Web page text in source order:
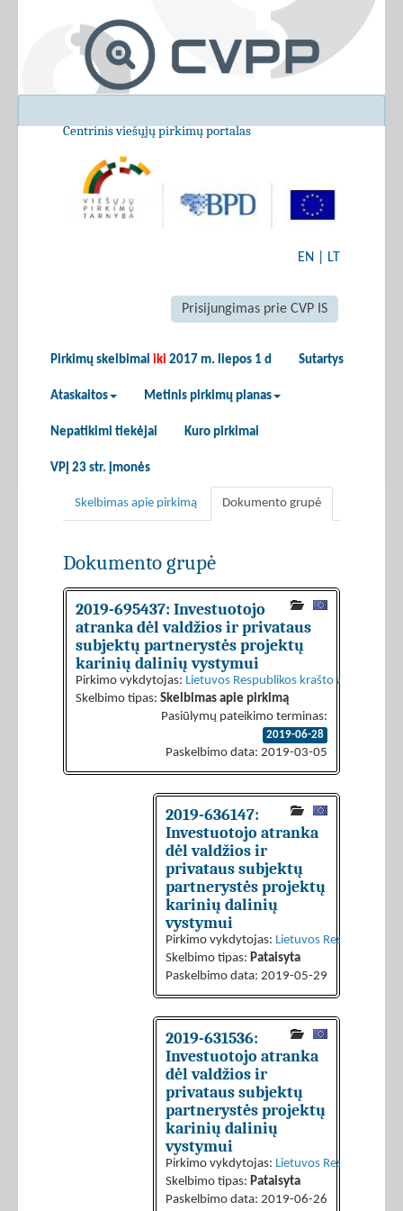
Centrinis viešųjų pirkimų portalas
EN LT
Prisijungimas prie CVP IS
Pirkimų skelbimai iki 2017 m. liepos 1 d Sutartys
Ataskaitos Metinis pirkimų planas
Nepatikimi tiekėjai Kuro pirkimai
VPĮ 23 str. įmonės
Skelbimas apie pirkimą Dokumento grupė
Dokumento grupė
2019-695437: Investuotojo
atranka dėl valdžios ir privataus
subjektų partnerystės projektų
karinių dalinių vystymui
Pirkimo vykdytojas: Lietuvos Respublikos krašto apsaugos
Skelbimo tipas: Skelbimas apie pirkimą
Pasiūlymų pateikimo terminas:
2019-06-28
Paskelbimo data: 2019-03-05
2019-636147:
Investuotojo atranka
dėl valdžios ir
privataus subjektų
partnerystės projektų
karinių dalinių
vystymui
Pirkimo vykdytojas: Lietuvos Respublikos
Skelbimo tipas: Pataisyta
Paskelbimo data: 2019-05-29
2019-631536:
Investuotojo atranka
dėl valdžios ir
privataus subjektų
partnerystės projektų
karinių dalinių
vystymui
Pirkimo vykdytojas: Lietuvos Respublikos
Skelbimo tipas: Pataisyta
Paskelbimo data: 2019-06-26